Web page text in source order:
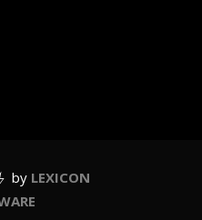
by LEXICON